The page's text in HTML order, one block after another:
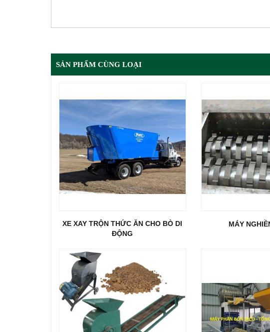
SẢN PHẨM CÙNG LOẠI
XE XAY TRỘN THỨC ĂN CHO BÒ DI
ĐỘNG
MÁY